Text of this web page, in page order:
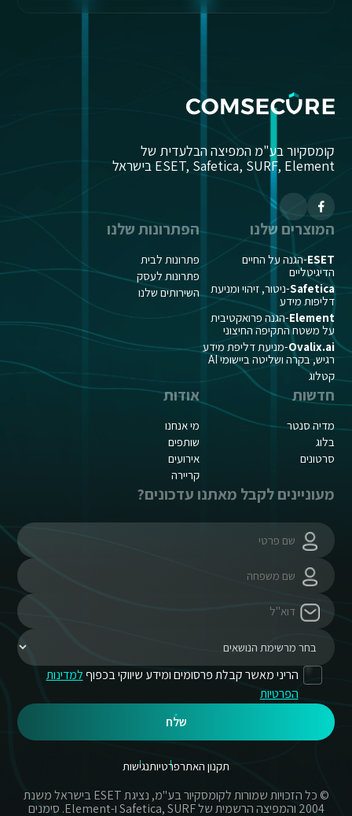
קומסקיור בע"מ המפיצה הבלעדית של
ESET, Safetica, SURF, Element בישראל
המוצרים שלנו
ESET-הגנה על החיים
הדיגיטליים
Safetica-ניטור, זיהוי ומניעת
דליפות מידע
Element-הגנה פרואקטיבית
על משטח התקיפה החיצוני
Ovalix.ai-מניעת דליפת מידע
רגיש, בקרה ושליטה ביישומי AI
קטלוג
הפתרונות שלנו
פתרונות לבית
פתרונות לעסק
השירותים שלנו
חדשות
מדיה סנטר
בלוג
סרטונים
אודות
מי אנחנו
שותפים
אירועים
קריירה
מעוניינים לקבל מאתנו עדכונים?
הריני מאשר קבלת פרסומים ומידע שיווקי בכפוףלמדינות
הפרטיות
שלח
תקנון האתרפרטיותנגישות
© כל הזכויות שמורות לקומסקיור בע"מ, נציגת ESET בישראל משנת
2004 והמפיצה הרשמית של Safetica, SURF ו-Element. סימנים